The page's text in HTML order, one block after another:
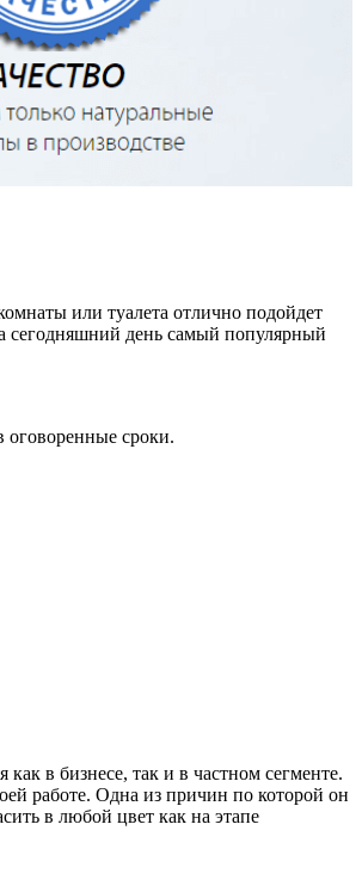
или туалета отлично подойдет
сегодняшний день самый популярный
оговоренные сроки.
в бизнесе, так и в частном сегменте.
работе. Одна из причин по которой он
в любой цвет как на этапе